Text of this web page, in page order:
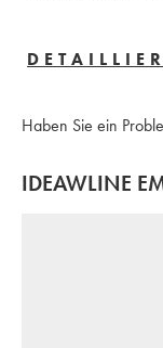
Haben Sie ein
IDEAWLINE